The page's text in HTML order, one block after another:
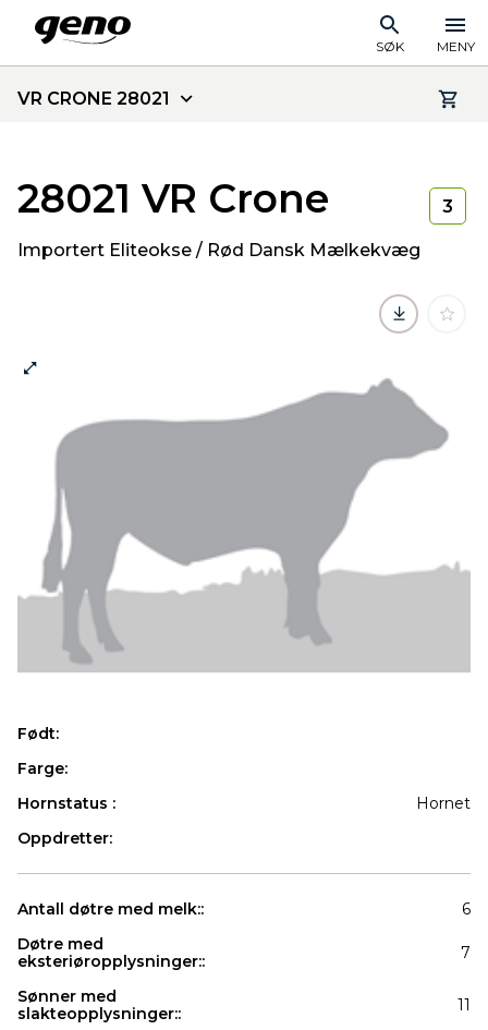
SØK MENY
VR CRONE 28021
28021 VR Crone
Importert Eliteokse / Rød Dansk Mælkekvæg
3
Født:
Farge:
Hornstatus :
Hornet
Oppdretter:
Antall døtre med melk::
6
Døtre med
eksteriøropplysninger::
7
Sønner med
slakteopplysninger::
11